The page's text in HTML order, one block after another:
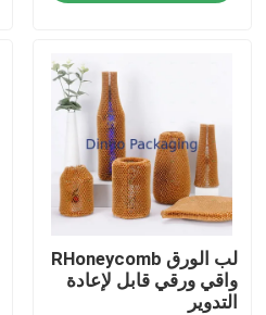
جولة المصنع
مراقبة الجودة
اتصل بنا
لب الورق RHoneycomb
واقي ورقي قابل لإعادة
التدوير